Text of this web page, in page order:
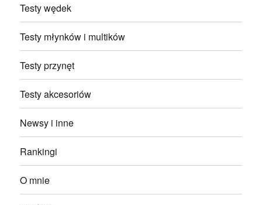
Testy wędek
Testy młynków i multików
Testy przynęt
Testy akcesoriów
Newsy i inne
Rankingi
O mnie